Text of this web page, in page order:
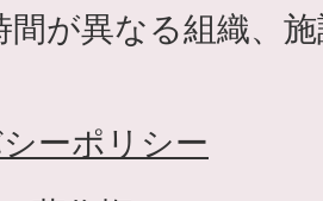
間が異なる組織、
ーポリシー